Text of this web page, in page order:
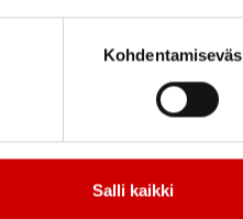
Salli kaikki
ja